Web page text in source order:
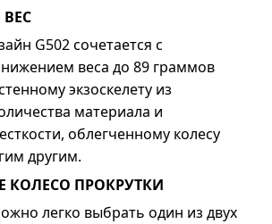
G502 сочетается с
веса до 89 граммов
экзоскелету из
материала и
облегченному колесу
другим.
КОЛЕСО ПРОКРУТКИ
легко выбрать один из двух